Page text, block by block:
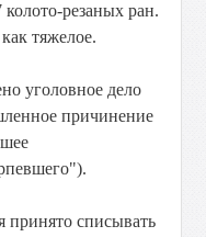
резаных ран.
тяжелое.
уголовное дело
причинение
принято списывать